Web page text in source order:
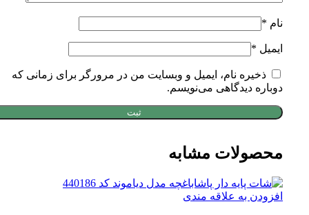
نام *
ایمیل *
ذخیره نام، ایمیل و وبسایت من در مرورگر برای زمانی که
دوباره دیدگاهی می‌نویسم.
محصولات مشابه
افزودن به علاقه مندی